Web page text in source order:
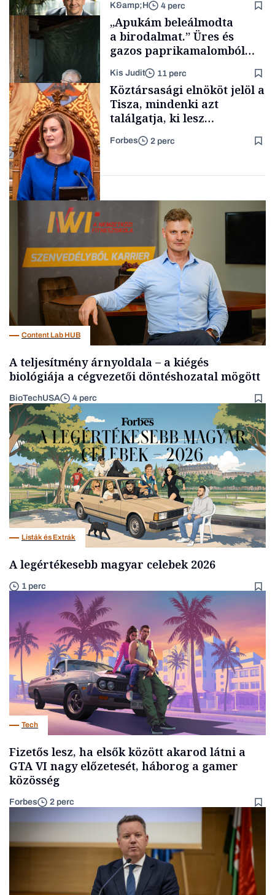
Politika
TÁMOGATÓI
TARTALOM
K&amp;H 4 perc
Családi
vállalkozások
„Apukám beleálmodta
a birodalmat.” Üres és
gazos paprikamalomból
lett az igazi családi
fűszersztori
Kis Judit 11 perc
Köztársasági elnököt jelöl a
Tisza, mindenki azt
találgatja, ki lesz
szombaton a befutó –
soroljuk az eddig felmerült
Forbes 2 perc
Content Lab HUB
A teljesítmény árnyoldala – a kiégés
biológiája a cégvezetői döntéshozatal mögött
BioTechUSA 4 perc
Listák és Extrák
A legértékesebb magyar celebek 2026
1 perc
Tech
Fizetős lesz, ha elsők között akarod látni a
GTA VI nagy előzetesét, háborog a gamer
közösség
Forbes 2 perc